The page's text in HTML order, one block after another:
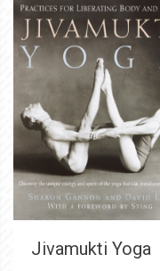
Jivamukti Yoga